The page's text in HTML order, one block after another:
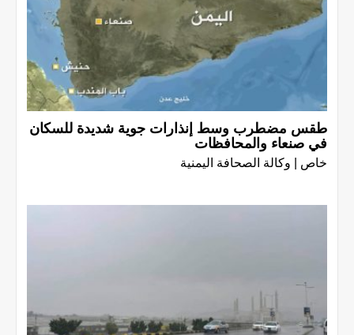
طقس مضطرب وسط إنذارات جوية شديدة للسكان
في صنعاء والمحافظات
خاص | وكالة الصحافة اليمنية